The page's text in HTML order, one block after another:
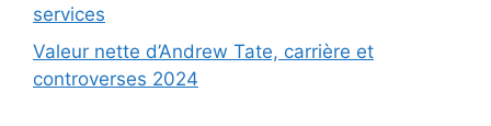
services
Valeur nette d’Andrew Tate, carrière et
controverses 2024